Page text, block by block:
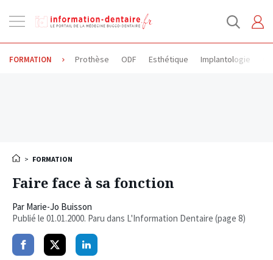
la
FORMATION Prothèse ODF Esthétique Implantologie
> FORMATION
Faire face à sa fonction
Par Marie-Jo Buisson
Publié le 01.01.2000. Paru dans L'Information Dentaire (page 8)
PartagerPartagerPartager